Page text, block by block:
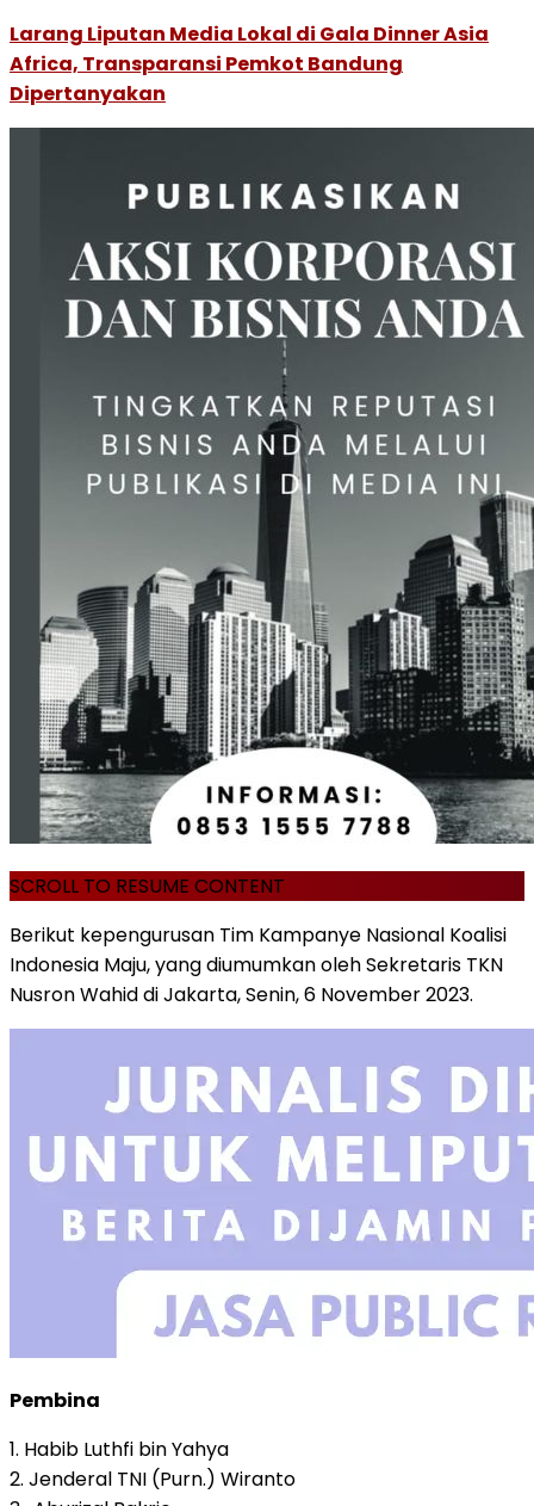
Larang Liputan Media Lokal di Gala Dinner Asia
Africa, Transparansi Pemkot Bandung
Dipertanyakan
SCROLL TO RESUME CONTENT
Berikut kepengurusan Tim Kampanye Nasional Koalisi
Indonesia Maju, yang diumumkan oleh Sekretaris TKN
Nusron Wahid di Jakarta, Senin, 6 November 2023.
Pembina
1. Habib Luthfi bin Yahya
2. Jenderal TNI (Purn.) Wiranto